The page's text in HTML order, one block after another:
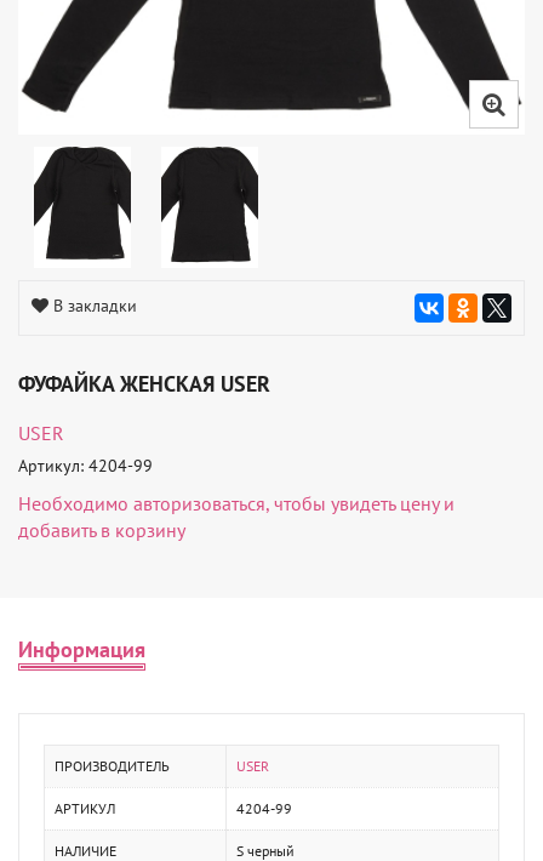
В закладки
ФУФАЙКА ЖЕНСКАЯ USER
USER
Артикул: 4204-99
Необходимо авторизоваться, чтобы увидеть цену и
добавить в корзину
Информация
ПРОИЗВОДИТЕЛЬ USER
АРТИКУЛ 4204-99
НАЛИЧИЕ S черный